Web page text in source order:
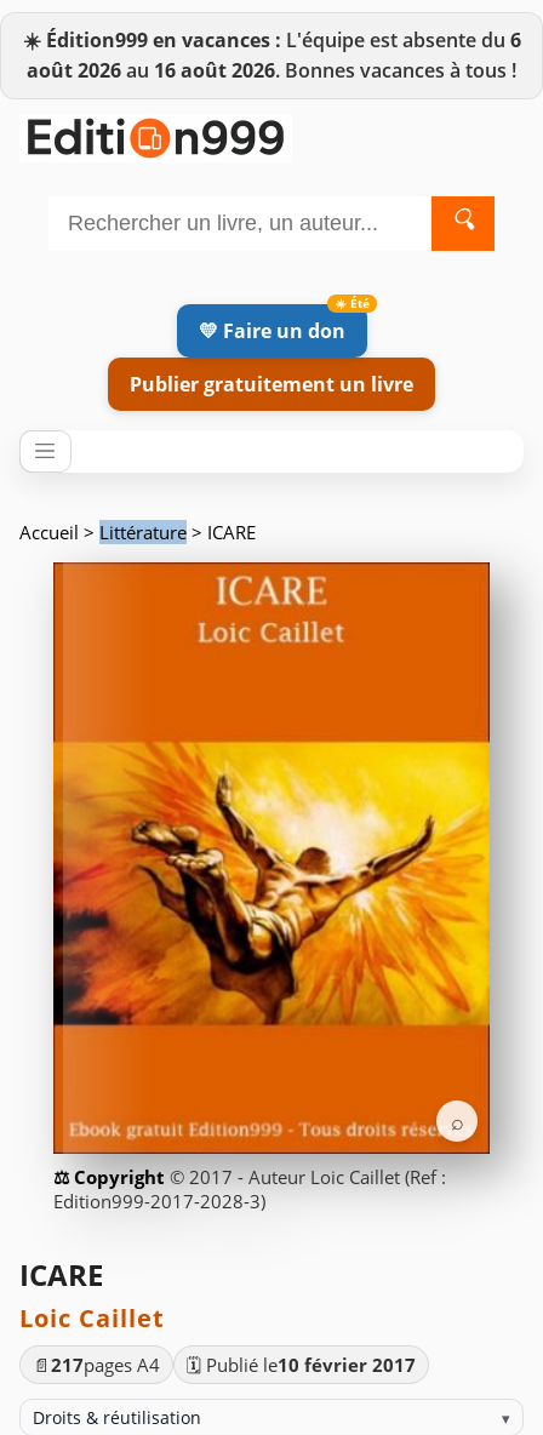
☀️ Édition999 en vacances : L'équipe est absente du 6
août 2026au 16 août 2026. Bonnes vacances à tous !
🔍
💛 Faire un don
Publier gratuitement un livre
Accueil > Littérature > ICARE
⌕
© 2017 - Auteur Loic Caillet (Ref :
Edition999-2017-2028-3)
ICARE
Loic Caillet
📄 217pages A4 🗓️ Publié le10 février 2017
Droits & réutilisation ▾